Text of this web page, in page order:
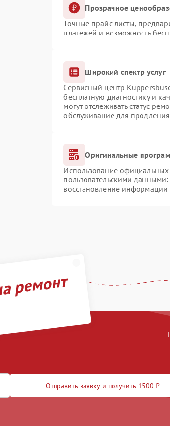
Прозрачное
Точные прайс-листы,
платежей и возможность
Широкий спектр услуг
Сервисный центр
бесплатную диагностику и
могут отслеживать статус
обслуживание для
Оригинальные
Использование официальных
пользовательскими
восстановление
ремонт
Отправить заявку и получить 1500 ₽